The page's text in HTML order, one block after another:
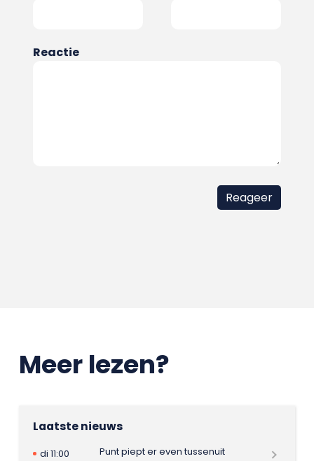
Reactie
Meer lezen?
Laatste nieuws
di 11:00
Punt piept er even tussenuit